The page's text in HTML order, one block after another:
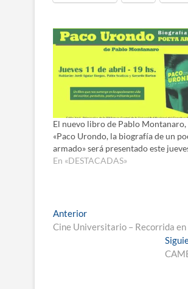
El nuevo libro de Pablo Montanaro,
«Paco Urondo, la biografía de un
armado» será presentado este
En «DESTACADAS»
Navegación
de
AnteriorEntrada
anterior:
Cine Universitario – Recorrida